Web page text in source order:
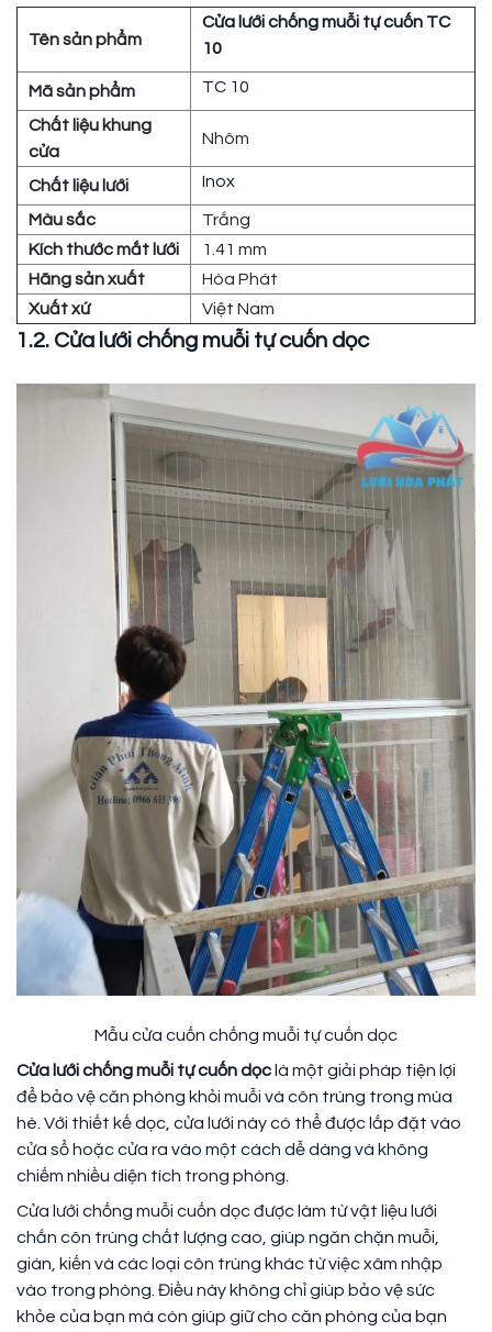
Tên sản phẩm
Cửa lưới chống muỗi tự cuốn TC
10
Mã sản phẩm TC 10
Chất liệu khung
cửa
Nhôm
Chất liệu lưới Inox
Màu sắc
Trắng
Kích thước mắt lưới
1.41 mm
Hãng sản xuất
Hòa Phát
Xuất xứ
Việt Nam
1.2. Cửa lưới chống muỗi tự cuốn dọc
Mẫu cửa cuốn chống muỗi tự cuốn dọc
Cửa lưới chống muỗi tự cuốn dọc là một giải pháp tiện lợi
để bảo vệ căn phòng khỏi muỗi và côn trùng trong mùa
hè. Với thiết kế dọc, cửa lưới này có thể được lắp đặt vào
cửa sổ hoặc cửa ra vào một cách dễ dàng và không
chiếm nhiều diện tích trong phòng.
Cửa lưới chống muỗi cuốn dọc được làm từ vật liệu lưới
chắn côn trùng chất lượng cao, giúp ngăn chặn muỗi,
gián, kiến và các loại côn trùng khác từ việc xâm nhập
vào trong phòng. Điều này không chỉ giúp bảo vệ sức
khỏe của bạn mà còn giúp giữ cho căn phòng của bạn